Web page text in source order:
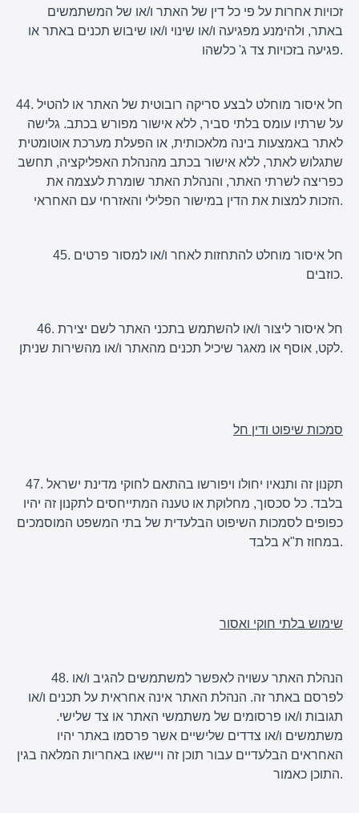
זכויות אחרות על פי כל דין של האתר ו/או של המשתמשים
באתר, ולהימנע מפגיעה ו/או שינוי ו/או שיבוש תכנים באתר או
פגיעה בזכויות צד ג' כלשהו.
44. חל איסור מוחלט לבצע סריקה רובוטית של האתר או להטיל
על שרתיו עומס בלתי סביר, ללא אישור מפורש בכתב. גלישה
לאתר באמצעות בינה מלאכותית, או הפעלת מערכת אוטומטית
שתגלוש לאתר, ללא אישור בכתב מהנהלת האפליקציה, תחשב
כפריצה לשרתי האתר, והנהלת האתר שומרת לעצמה את
הזכות למצות את הדין במישור הפלילי והאזרחי עם האחראי.
45. חל איסור מוחלט להתחזות לאחר ו/או למסור פרטים
כוזבים.
46. חל איסור ליצור ו/או להשתמש בתכני האתר לשם יצירת
לקט, אוסף או מאגר שיכיל תכנים מהאתר ו/או מהשירות שניתן.
סמכות שיפוט ודין חל
47. תקנון זה ותנאיו יחולו ויפורשו בהתאם לחוקי מדינת ישראל
בלבד. כל סכסוך, מחלוקת או טענה המתייחסים לתקנון זה יהיו
כפופים לסמכות השיפוט הבלעדית של בתי המשפט המוסמכים
במחוז ת"א בלבד.
שימוש בלתי חוקי ואסור
48. הנהלת האתר עשויה לאפשר למשתמשים להגיב ו/או
לפרסם באתר זה. הנהלת האתר אינה אחראית על תכנים ו/או
תגובות ו/או פרסומים של משתמשי האתר או צד שלישי.
משתמשים ו/או צדדים שלישיים אשר פרסמו באתר יהיו
האחראים הבלעדיים עבור תוכן זה ויישאו באחריות המלאה בגין
התוכן כאמור.